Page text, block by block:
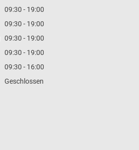
09:30 - 19:00
09:30 - 19:00
09:30 - 19:00
09:30 - 19:00
09:30 - 16:00
Geschlossen